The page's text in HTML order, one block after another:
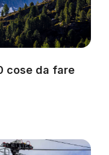
cose da fare